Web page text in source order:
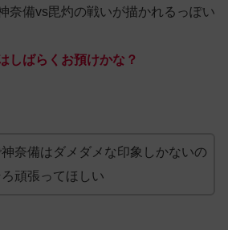
奈備vs毘灼の戦いが描かれるっぽい
しばらくお預けかな？
奈備はダメダメな印象しかないの
頑張ってほしい